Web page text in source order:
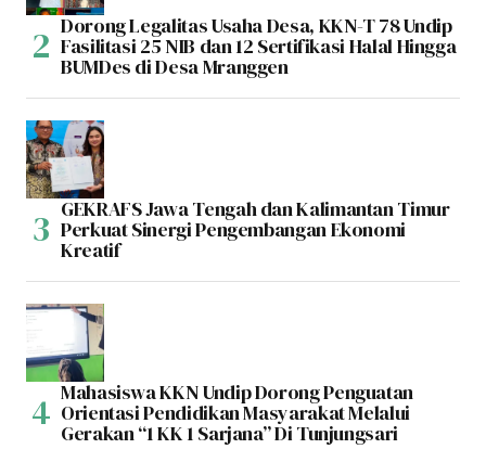
Dorong Legalitas Usaha Desa, KKN-T 78 Undip
Fasilitasi 25 NIB dan 12 Sertifikasi Halal Hingga
BUMDes di Desa Mranggen
GEKRAFS Jawa Tengah dan Kalimantan Timur
Perkuat Sinergi Pengembangan Ekonomi
Kreatif
Mahasiswa KKN Undip Dorong Penguatan
Orientasi Pendidikan Masyarakat Melalui
Gerakan “1 KK 1 Sarjana” Di Tunjungsari